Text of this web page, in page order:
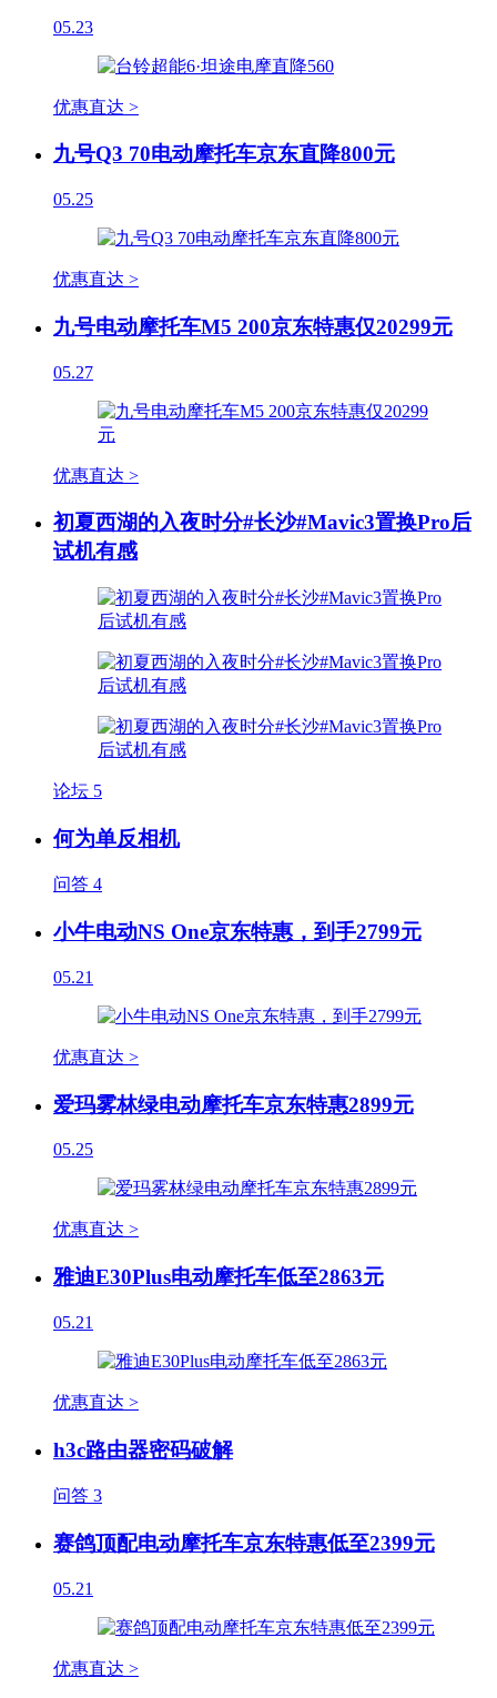
05.23
优惠直达 >
九号Q3 70电动摩托车京东直降800元
05.25
优惠直达 >
九号电动摩托车M5 200京东特惠仅20299元
05.27
优惠直达 >
初夏西湖的入夜时分#长沙#Mavic3置换Pro后
试机有感
论坛 5
何为单反相机
问答 4
小牛电动NS One京东特惠，到手2799元
05.21
优惠直达 >
爱玛雾林绿电动摩托车京东特惠2899元
05.25
优惠直达 >
雅迪E30Plus电动摩托车低至2863元
05.21
优惠直达 >
h3c路由器密码破解
问答 3
赛鸽顶配电动摩托车京东特惠低至2399元
05.21
优惠直达 >